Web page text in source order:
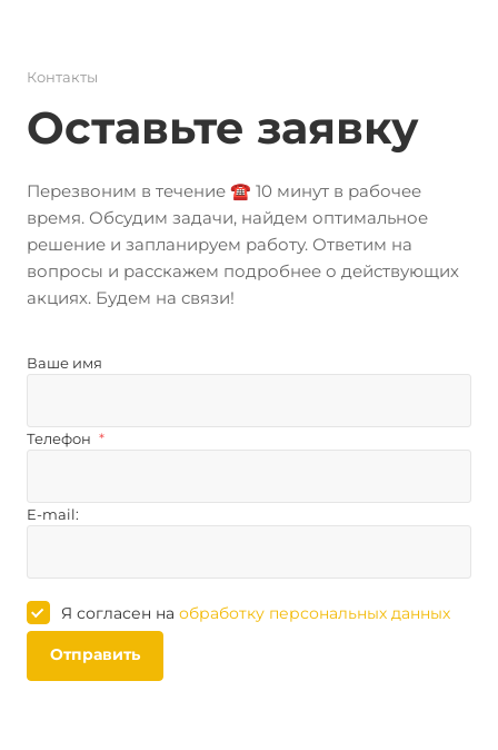
Контакты
Оставьте заявку
Перезвоним в течение ☎️ 10 минут в рабочее
время. Обсудим задачи, найдем оптимальное
решение и запланируем работу. Ответим на
вопросы и расскажем подробнее о действующих
акциях. Будем на связи!
Ваше имя
Телефон *
E-mail:
Я согласен на обработку персональных данных
Отправить